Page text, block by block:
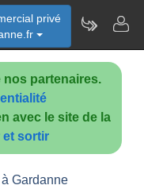
nos partenaires.
avec le site de la
et sortir
privé
Gardanne